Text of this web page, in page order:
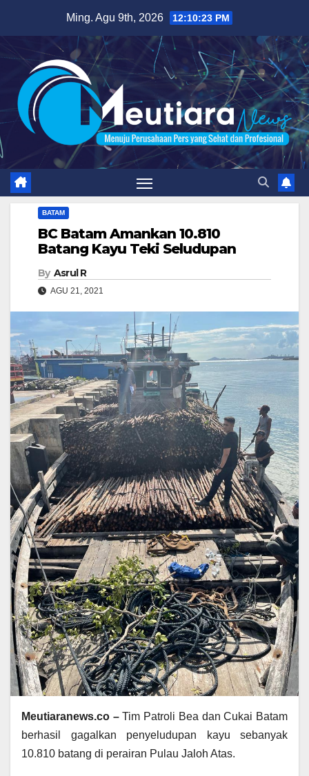
content
Ming. Agu 9th, 2026 12:10:24 PM
BATAM
BC Batam Amankan 10.810
Batang Kayu Teki Seludupan
By Asrul R
AGU 21, 2021
Meutiaranews.co –Tim Patroli Bea dan Cukai Batam
berhasil gagalkan penyeludupan kayu sebanyak
10.810 batang di perairan Pulau Jaloh Atas.